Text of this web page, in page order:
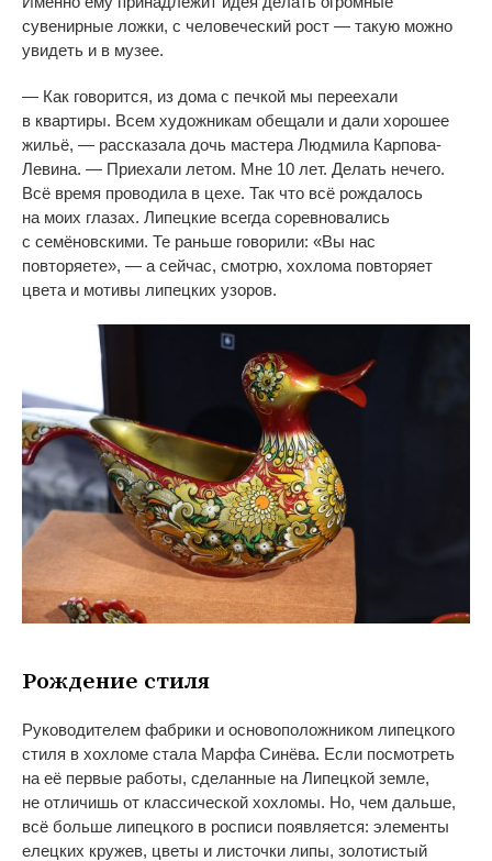
сувенирные ложки, с человеческий рост — такую можно
увидеть и в музее.
— Как говорится, из дома с печкой мы переехали
в квартиры. Всем художникам обещали и дали хорошее
жильё, — рассказала дочь мастера Людмила Карпова-
Левина. — Приехали летом. Мне 10 лет. Делать нечего.
Всё время проводила в цехе. Так что всё рождалось
на моих глазах. Липецкие всегда соревновались
с семёновскими. Те раньше говорили: «Вы нас
повторяете», — а сейчас, смотрю, хохлома повторяет
цвета и мотивы липецких узоров.
Рождение стиля
Руководителем фабрики и основоположником липецкого
стиля в хохломе стала Марфа Синёва. Если посмотреть
на её первые работы, сделанные на Липецкой земле,
не отличишь от классической хохломы. Но, чем дальше,
всё больше липецкого в росписи появляется: элементы
елецких кружев, цветы и листочки липы, золотистый